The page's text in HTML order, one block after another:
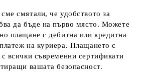
смятали, че удобството за
да бъде на първо място. Можете
плащане с дебитна или кредитна
на куриера. Плащането с
всички съвременни сертификати
вашата безопасност.